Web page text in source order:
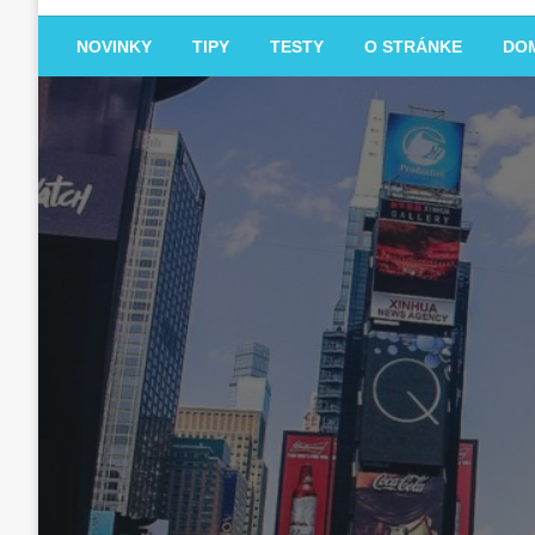
NOVINKY TIPY TESTY O STRÁNKE